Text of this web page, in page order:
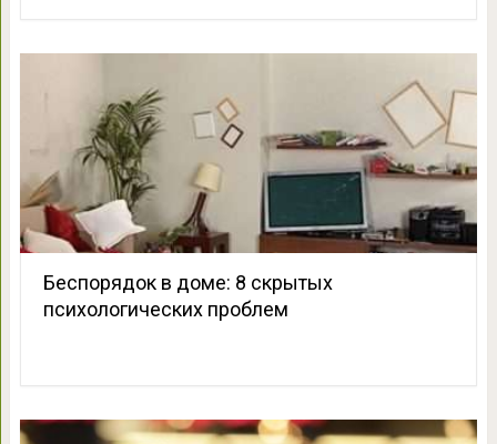
Беспорядок в доме: 8 скрытых
психологических проблем